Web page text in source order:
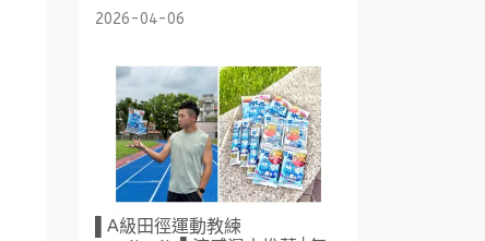
2026-04-06
▌A級田徑運動教練